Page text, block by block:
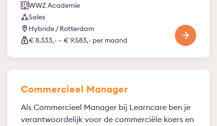
WWZ Academie
Sales
Hybride / Rotterdam
€ 8.333,- – € 9.583,- per maand
Commercieel Manager
Als Commercieel Manager bij Learncare ben je
verantwoordelijk voor de commerciële koers en